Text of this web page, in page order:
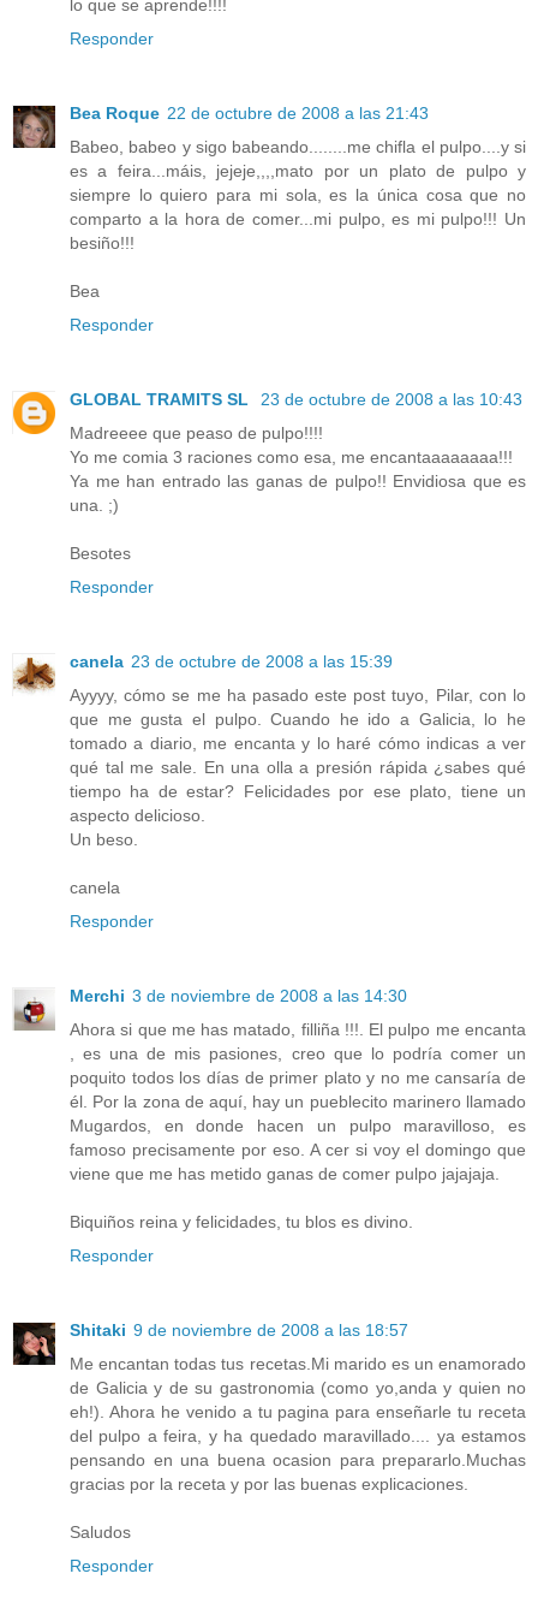
lo que se aprende!!!!
Responder
Bea Roque 22 de octubre de 2008 a las 21:43
Babeo, babeo y sigo babeando........me chifla el pulpo....y si
es a feira...máis, jejeje,,,,mato por un plato de pulpo y
siempre lo quiero para mi sola, es la única cosa que no
comparto a la hora de comer...mi pulpo, es mi pulpo!!! Un
besiño!!!
Bea
Responder
GLOBAL TRAMITS SL
23 de octubre de 2008 a las 10:43
Madreeee que peaso de pulpo!!!!
Yo me comia 3 raciones como esa, me encantaaaaaaaa!!!
Ya me han entrado las ganas de pulpo!! Envidiosa que es
una. ;)
Besotes
Responder
canela 23 de octubre de 2008 a las 15:39
Ayyyy, cómo se me ha pasado este post tuyo, Pilar, con lo
que me gusta el pulpo. Cuando he ido a Galicia, lo he
tomado a diario, me encanta y lo haré cómo indicas a ver
qué tal me sale. En una olla a presión rápida ¿sabes qué
tiempo ha de estar? Felicidades por ese plato, tiene un
aspecto delicioso.
Un beso.
canela
Responder
Merchi 3 de noviembre de 2008 a las 14:30
Ahora si que me has matado, filliña !!!. El pulpo me encanta
, es una de mis pasiones, creo que lo podría comer un
poquito todos los días de primer plato y no me cansaría de
él. Por la zona de aquí, hay un pueblecito marinero llamado
Mugardos, en donde hacen un pulpo maravilloso, es
famoso precisamente por eso. A cer si voy el domingo que
viene que me has metido ganas de comer pulpo jajajaja.
Biquiños reina y felicidades, tu blos es divino.
Responder
Shitaki 9 de noviembre de 2008 a las 18:57
Me encantan todas tus recetas.Mi marido es un enamorado
de Galicia y de su gastronomia (como yo,anda y quien no
eh!). Ahora he venido a tu pagina para enseñarle tu receta
del pulpo a feira, y ha quedado maravillado.... ya estamos
pensando en una buena ocasion para prepararlo.Muchas
gracias por la receta y por las buenas explicaciones.
Saludos
Responder